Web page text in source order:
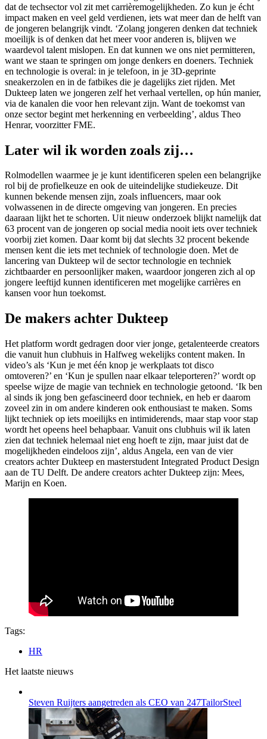
dat de techsector vol zit met carrièremogelijkheden. Zo kun je écht
impact maken en veel geld verdienen, iets wat meer dan de helft van
de jongeren belangrijk vindt. ‘Zolang jongeren denken dat techniek
moeilijk is of denken dat het meer voor anderen is, blijven we
waardevol talent mislopen. En dat kunnen we ons niet permitteren,
want we staan te springen om jonge denkers en doeners. Techniek
en technologie is overal: in je telefoon, in je 3D-geprinte
sneakerzolen en in de fatbikes die je dagelijks ziet rijden. Met
Dukteep laten we jongeren zelf het verhaal vertellen, op hún manier,
via de kanalen die voor hen relevant zijn. Want de toekomst van
onze sector begint met herkenning en verbeelding’, aldus Theo
Henrar, voorzitter FME.
Later wil ik worden zoals zij…
Rolmodellen waarmee je je kunt identificeren spelen een belangrijke
rol bij de profielkeuze en ook de uiteindelijke studiekeuze. Dit
kunnen bekende mensen zijn, zoals influencers, maar ook
volwassenen in de directe omgeving van jongeren. En precies
daaraan lijkt het te schorten. Uit nieuw onderzoek blijkt namelijk dat
63 procent van de jongeren op social media nooit iets over techniek
voorbij ziet komen. Daar komt bij dat slechts 32 procent bekende
mensen kent die iets met techniek of technologie doen. Met de
lancering van Dukteep wil de sector technologie en techniek
zichtbaarder en persoonlijker maken, waardoor jongeren zich al op
jongere leeftijd kunnen identificeren met mogelijke carrières en
kansen voor hun toekomst.
De makers achter Dukteep
Het platform wordt gedragen door vier jonge, getalenteerde creators
die vanuit hun clubhuis in Halfweg wekelijks content maken. In
video’s als ‘Kun je met één knop je werkplaats tot disco
omtoveren?’ en ‘Kun je spullen naar elkaar teleporteren?’ wordt op
speelse wijze de magie van techniek en technologie getoond. ‘Ik ben
al sinds ik jong ben gefascineerd door techniek, en heb er daarom
zoveel zin in om andere kinderen ook enthousiast te maken. Soms
lijkt techniek op iets moeilijks en intimiderends, maar stap voor stap
wordt het opeens heel behapbaar. Vanuit ons clubhuis wil ik laten
zien dat techniek helemaal niet eng hoeft te zijn, maar juist dat de
mogelijkheden eindeloos zijn’, aldus Angela, een van de vier
creators achter Dukteep en masterstudent Integrated Product Design
aan de TU Delft. De andere creators achter Dukteep zijn: Mees,
Marijn en Koen.
Tags:
HR
Het laatste nieuws
Steven Ruijters aangetreden als CEO van 247TailorSteel